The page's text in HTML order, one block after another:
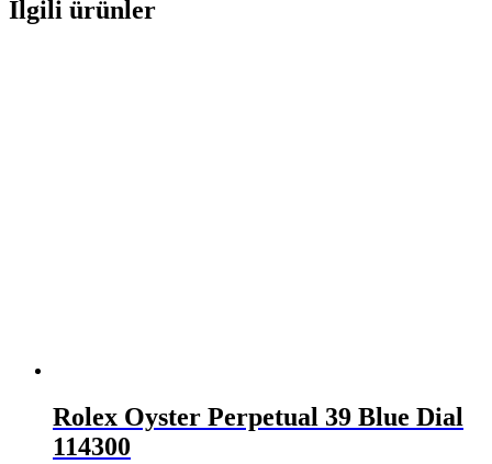
İlgili ürünler
Rolex Oyster Perpetual 39 Blue Dial
114300